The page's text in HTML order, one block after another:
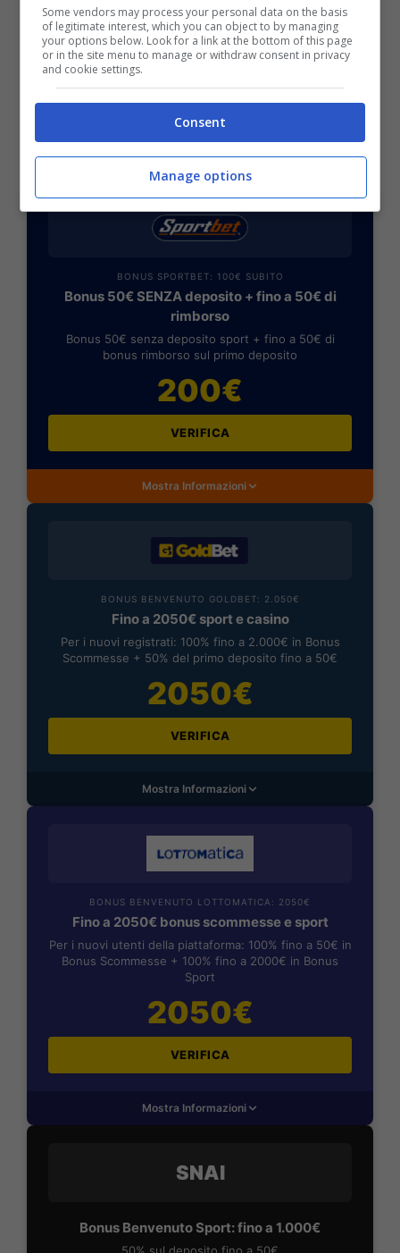
Moreno, Varela; Arriaga; Garcia, Martinez,
Olasagasti, Tunde; Espi.
MAIORCA (4-2-3-1):Roman; Maffeo, Lopez,
Valjent, Orejuela; Morlanes, Mascarell;
Luvumbo, Darder, Virgili; Muriqi.
POSSIBILE RISULTATO ESATTO: 1-2
BONUS SPORTBET: 100€ SUBITO
Bonus 50€ SENZA deposito + fino a 50€ di
rimborso
Bonus 50€ senza deposito sport + fino a 50€ di
bonus rimborso sul primo deposito
200€
VERIFICA
Mostra Informazioni
BONUS BENVENUTO GOLDBET: 2.050€
Fino a 2050€ sport e casino
Per i nuovi registrati: 100% fino a 2.000€ in Bonus
Scommesse + 50% del primo deposito fino a 50€
2050€
VERIFICA
Mostra Informazioni
BONUS BENVENUTO LOTTOMATICA: 2050€
Fino a 2050€ bonus scommesse e sport
Per i nuovi utenti della piattaforma: 100% fino a 50€ in
Bonus Scommesse + 100% fino a 2000€ in Bonus
Sport
2050€
VERIFICA
Mostra Informazioni
SNAI
Bonus Benvenuto Sport: fino a 1.000€
Some vendors may process your personal data on the basis
of legitimate interest, which you can object to by managing
your options below. Look for a link at the bottom of this page
or in the site menu to manage or withdraw consent in privacy
and cookie settings.
Consent
Manage options